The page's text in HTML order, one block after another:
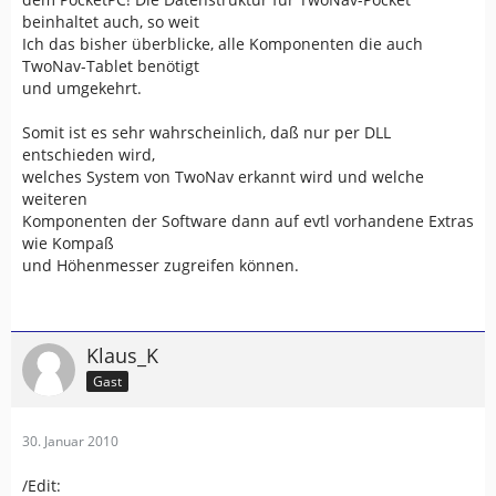
beinhaltet auch, so weit
Ich das bisher überblicke, alle Komponenten die auch
TwoNav-Tablet benötigt
und umgekehrt.
Somit ist es sehr wahrscheinlich, daß nur per DLL
entschieden wird,
welches System von TwoNav erkannt wird und welche
weiteren
Komponenten der Software dann auf evtl vorhandene Extras
wie Kompaß
und Höhenmesser zugreifen können.
Klaus_K
Gast
30. Januar 2010
/Edit: